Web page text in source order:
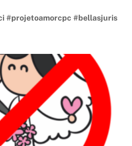
#projetoamorcpc #bellasjuris